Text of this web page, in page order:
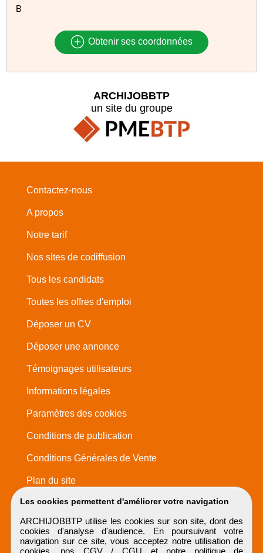
B
Obtenir ses coordonnées
Les cookies permettent d'améliorer votre navigation
ARCHIJOBBTP utilise les cookies sur son site, dont des
cookies d'analyse d'audience. En poursuivant votre
navigation sur ce site, vous acceptez notre utilisation de
cookies, nos CGV / CGU et notre politique de
ARCHIJOBBTP
un site du groupe
Contactez-nous
A propos
Notre tarif
Nos sites de codiffusion
Tous les candidats
Toutes les offres d'emploi
Déposer un CV
Déposer une annonce
Témoignages utilisateurs
Informations légales
Paramètres des cookies
Conditions de publication
Conditions Générales de Vente
Plan du site